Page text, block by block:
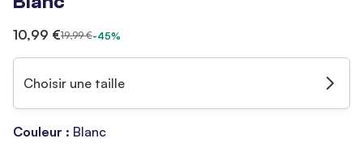
10,99 €19,99 €-45%
Choisir une taille
Couleur : Blanc